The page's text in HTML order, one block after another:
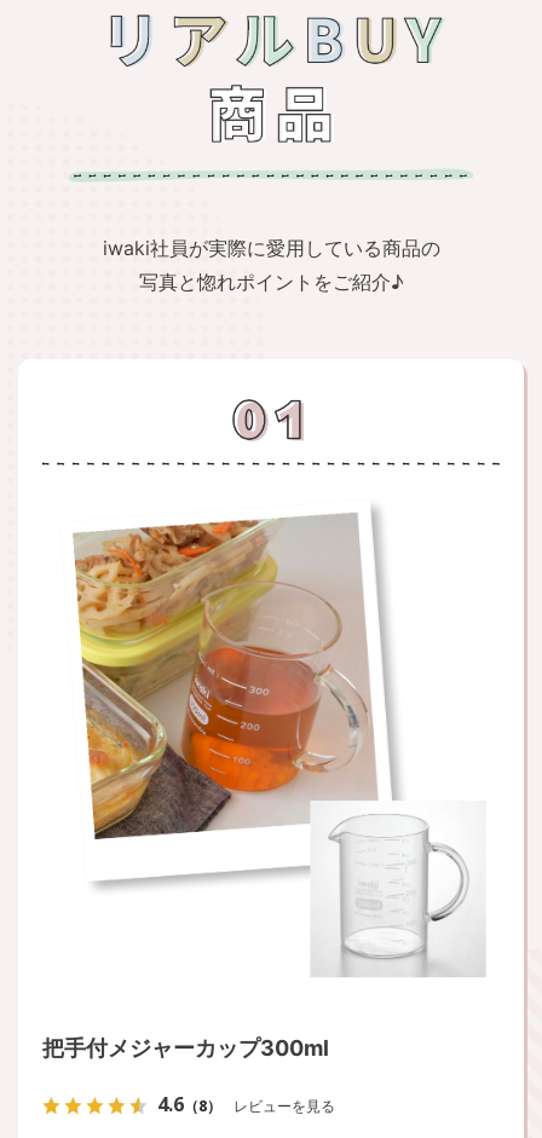
iwaki社員が実際に愛用している商品の
写真と惚れポイントをご紹介♪
把手付メジャーカップ300ml
4.6 （8） レビューを見る